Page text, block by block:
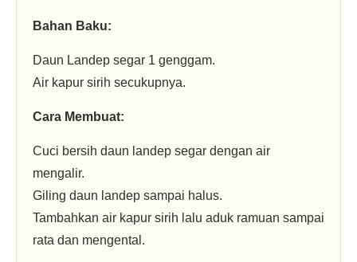
Bahan Baku:
Daun Landep segar 1 genggam.
Air kapur sirih secukupnya.
Cara Membuat:
Cuci bersih daun landep segar dengan air
mengalir.
Giling daun landep sampai halus.
Tambahkan air kapur sirih lalu aduk ramuan sampai
rata dan mengental.